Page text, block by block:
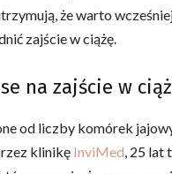
że warto
zajście w ciążę.
na zajście w
od liczby komórek
klinikę InviMed, 25 lat